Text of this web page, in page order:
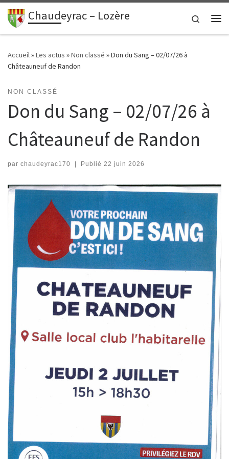
principalPasser au contenu
Chaudeyrac – Lozère
Search
Accueil»Les actus »Non classé »Don du Sang – 02/07/26 à
Châteauneuf de Randon
NON CLASSÉ
Don du Sang – 02/07/26 à
Châteauneuf de Randon
par chaudeyrac170 | Publié 22 juin 2026